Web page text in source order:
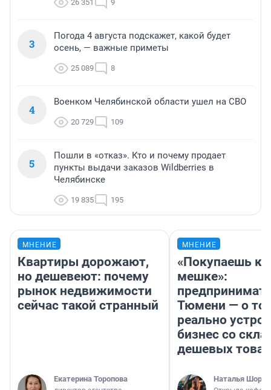
26 351 9
3
Погода 4 августа подскажет, какой будет
осень, — важные приметы
25 089 8
4
Военком Челябинской области ушел на СВО
20 729 109
5
Пошли в «отказ». Кто и почему продает
пункты выдачи заказов Wildberries в
Челябинске
19 835 195
МНЕНИЕ
Квартиры дорожают,
но дешевеют: почему
рынок недвижимости
сейчас такой странный
Екатерина Торопова
МНЕНИЕ
«Покупаешь
мешке»:
Тюмени — о
реально
бизнес со
дешевых
Наталья